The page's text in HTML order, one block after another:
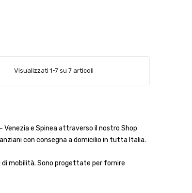
Visualizzati 1-7 su 7 articoli
Venezia e Spinea attraverso il nostro Shop
con consegna a domicilio in tutta Italia.
mobilità. Sono progettate per fornire